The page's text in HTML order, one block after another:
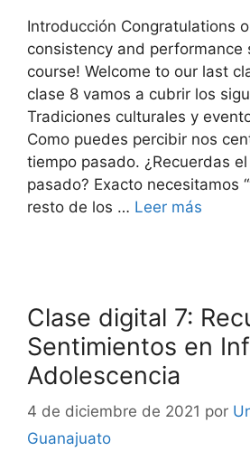
Introducción Congratulations
consistency and performance
course! Welcome to our last
clase 8 vamos a cubrir los
Tradiciones culturales y
Como puedes percibir nos
tiempo pasado. ¿Recuerdas el
pasado? Exacto necesitamos
resto de los … Leer más
Clase digital 7:
Sentimientos en
Adolescencia
4 de diciembre de 2021 por
Guanajuato